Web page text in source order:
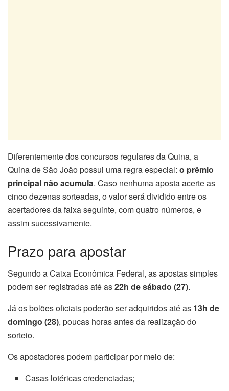
Diferentemente dos concursos regulares da Quina, a
Quina de São João possui uma regra especial: o prêmio
principal não acumula. Caso nenhuma aposta acerte as
cinco dezenas sorteadas, o valor será dividido entre os
acertadores da faixa seguinte, com quatro números, e
assim sucessivamente.
Prazo para apostar
Segundo a Caixa Econômica Federal, as apostas simples
podem ser registradas até as22h de sábado (27).
Já os bolões oficiais poderão ser adquiridos até as 13h de
domingo (28), poucas horas antes da realização do
sorteio.
Os apostadores podem participar por meio de:
Casas lotéricas credenciadas;